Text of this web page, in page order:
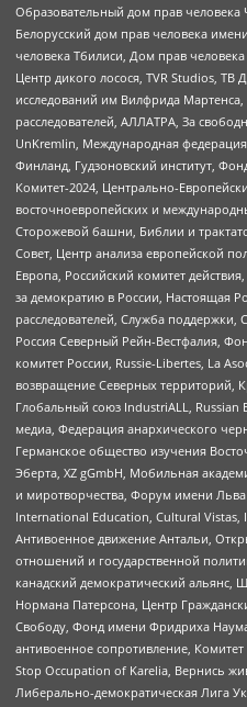
Образовательный дом прав
Белорусский дом прав человека
человека Тбилиси, Дом прав
Центр дикого лосося, TVR Studios, ТВ
исследований им Вилфрида
расследователей, АЛЛАТРА, За
UnKremlin, Международная
Финланд, Гудзоновский институт,
Комитет-2024, Центрально-
восточноевропейских и
Сторожевой башни, Библии и
Совет, Центр анализа европейской
Европа, Российский комитет
за демократию в России, Настоящая
расследователей, Служба
Россия Северный Рейн-Вестфалия,
комитет России, Russie-Libertes, La
возвращение Северных территорий,
Глобальный союз IndustriALL,
медиа, Федерация анархического
Германское общество изучения
Эберта, XZ gGmbH, Мобильная
и миротворчества, Форум имени
International Education, Cultural
Антивоенное движение Антальи,
отношений и государственной
канадский демократический
Нормана Патерсона, Центр
Свободу, Фонд имени Фридриха
антивоенное сопротивление,
Stop Occupation of Karelia, Вернись
Либерально-демократическая Лига